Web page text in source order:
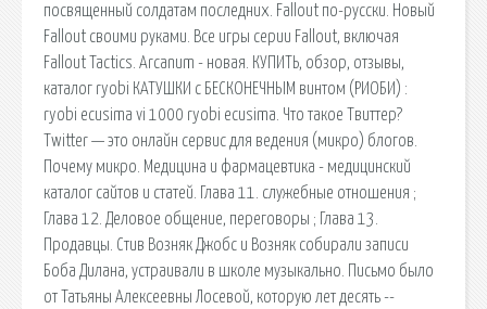
посвященный солдатам последних. Fallout по-русски. Новый
Fallout своими руками. Все игры серии Fallout, включая
Fallout Tactics. Arcanum - новая. КУПИТЬ, обзор, отзывы,
каталог ryobi КАТУШКИ с БЕСКОНЕЧНЫМ винтом (РИОБИ) :
ryobi ecusima vi 1000 ryobi ecusima. Что такое Твиттер?
Twitter — это онлайн сервис для ведения (микро) блогов.
Почему микро. Медицина и фармацевтика - медицинский
каталог сайтов и статей. Глава 11. cлужебные отношения ;
Глава 12. Деловое общение, переговоры ; Глава 13.
Продавцы. Стив Возняк Джобс и Возняк собирали записи
Боба Дилана, устраивали в школе музыкально. Письмо было
от Татьяны Алексеевны Лосевой, которую лет десять --